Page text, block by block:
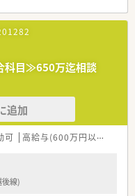
研修や外部組織と連携した研
できるキャリアパスが多
や営業部長等のマネジメン
ペシャリストを目指すこ
の本社スタッフなど活動領
在宅医療へもしっかりと関
時短制度は小学5年生まで
ランスが整っています
科目≫650万迄相談
追加
可 高給与(600万円以上)
線)